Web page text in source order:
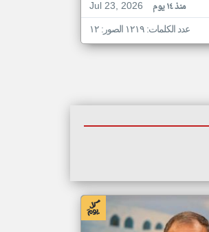
Jul 23, 2026
منذ ١٤ يوم
عدد الكلمات: ١٢١٩ الصور: ١٢